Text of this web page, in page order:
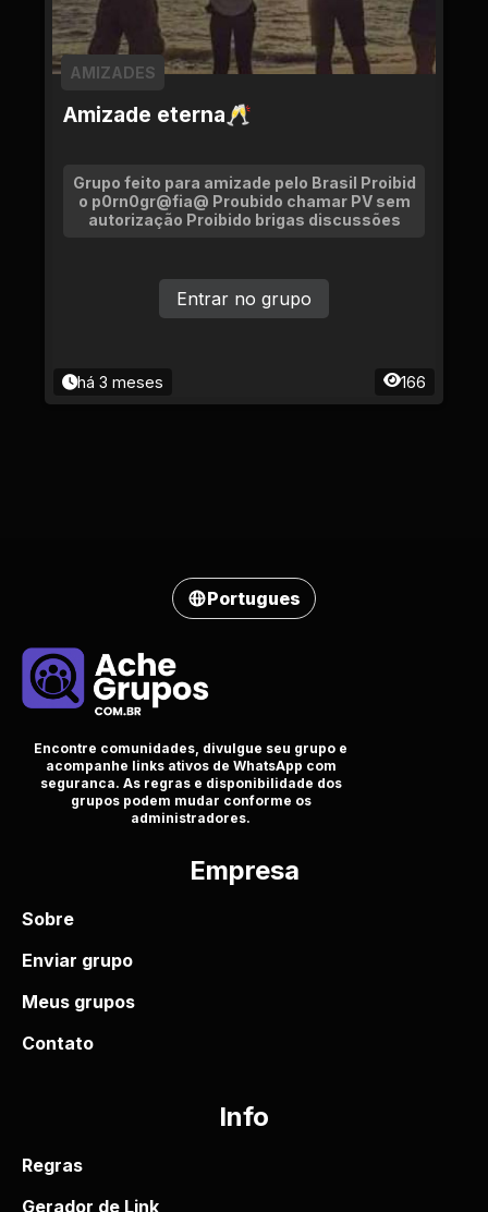
Amizade eterna🥂
AMIZADES
Grupo feito para amizade pelo Brasil Proibid
o p0rn0gr@fia@ Proubido chamar PV sem
autorização Proibido brigas discussões
há 3 meses 166
Entrar no grupo
Portugues
Encontre comunidades, divulgue seu grupo e
acompanhe links ativos de WhatsApp com
seguranca. As regras e disponibilidade dos
grupos podem mudar conforme os
administradores.
Empresa
Sobre
Enviar grupo
Meus grupos
Contato
Info
Regras
Gerador de Link